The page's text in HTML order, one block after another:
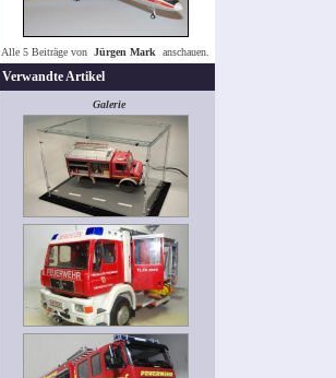
Alle 5 Beiträge von Jürgen Mark anschauen.
Verwandte Artikel
Galerie